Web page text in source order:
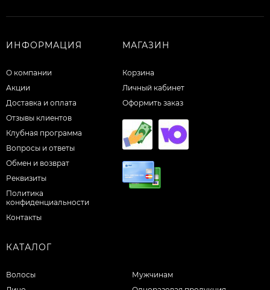
ИНФОРМАЦИЯ
О компании
Акции
Доставка и оплата
Отзывы клиентов
Клубная программа
Вопросы и ответы
Обмен и возврат
Реквизиты
Политика
конфиденциальности
Контакты
МАГАЗИН
Корзина
Личный кабинет
Оформить заказ
КАТАЛОГ
Волосы
Мужчинам